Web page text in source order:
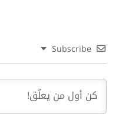
Subscribe